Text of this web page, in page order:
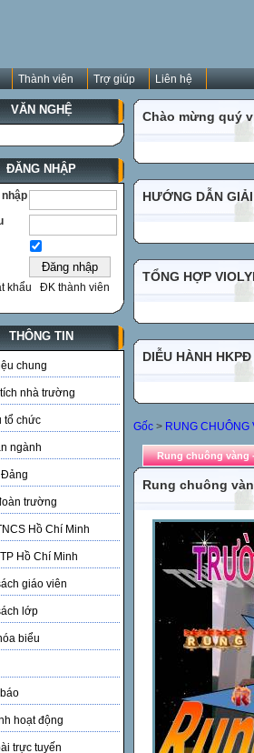
Thành viên Trợ giúp Liên hệ
VĂN NGHỆ
ĐĂNG NHẬP
khẩu ĐK thành viên
THÔNG TIN
chung
nhà trường
tổ chức
ngành
trường
Hồ Chí Minh
Hồ Chí Minh
giáo viên
lớp
biểu
hoạt động
trực tuyến
Chào mừng quý
HƯỚNG DẪN
TỔNG HỢP
DIỄU HÀNH HKPĐ
Gốc > RUNG CHUÔNG
Rung chuông vàng
Rung chuông